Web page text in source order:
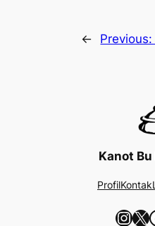
← Previous:
Kanot
ProfilKontak
InstagramX